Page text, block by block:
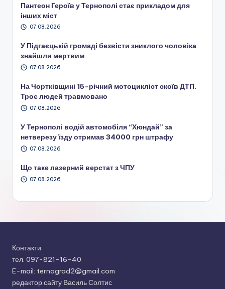
Пантеон Героїв у Тернополі стає прикладом для
інших міст
07.08.2026
У Підгаєцькій громаді безвісти зниклого чоловіка
знайшли мертвим
07.08.2026
На Чортківщині 15-річний мотоцикліст скоїв ДТП.
Троє людей травмовано
07.08.2026
У Тернополі водій автомобіля “Хюндай” за
нетверезу їзду отримав 34000 грн штрафу
07.08.2026
Що таке лазерний верстат з ЧПУ
07.08.2026
Контакти
тел. 097-821-16-40
E-mail: ternograd2@gmail.com
редактор сайту Василь Солтис